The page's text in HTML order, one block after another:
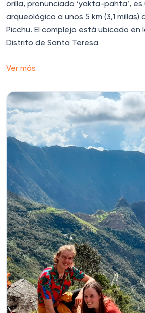
orilla, pronunciado ‘yakta-pahta’, es
arqueológico a unos 5 km (3,1 millas)
Picchu. El complejo está ubicado en
Distrito de Santa Teresa
Ver más